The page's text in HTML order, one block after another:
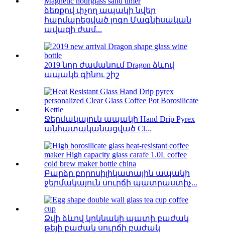
ձեռքով փչող ապակի նվեր
հարմարեցված լոգո Մագնիսական
ավազի ժամ...
2019 նոր ժամանում Dragon ձևով
ապակե գինու շիշ
Ջերմակայուն ապակի Hand Drip Pyrex
անհատականացված Cl...
Բարձր բորոսիլիկատային ապակի
ջերմակայուն սուրճի պատրաստիչ...
Ձվի ձևով կրկնակի պատի բաժակ
թեյի բաժակ սուրճի բաժակ